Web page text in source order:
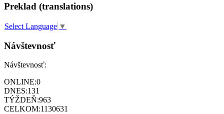
Preklad (translations)
Select Language ▼
Návštevnosť
Návštevnosť:
ONLINE:0
DNES:131
TÝŽDEŇ:963
CELKOM:1130631